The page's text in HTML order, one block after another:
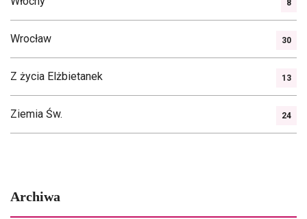
8
Wrocław 30
Z życia Elżbietanek 13
Ziemia Św. 24
Archiwa